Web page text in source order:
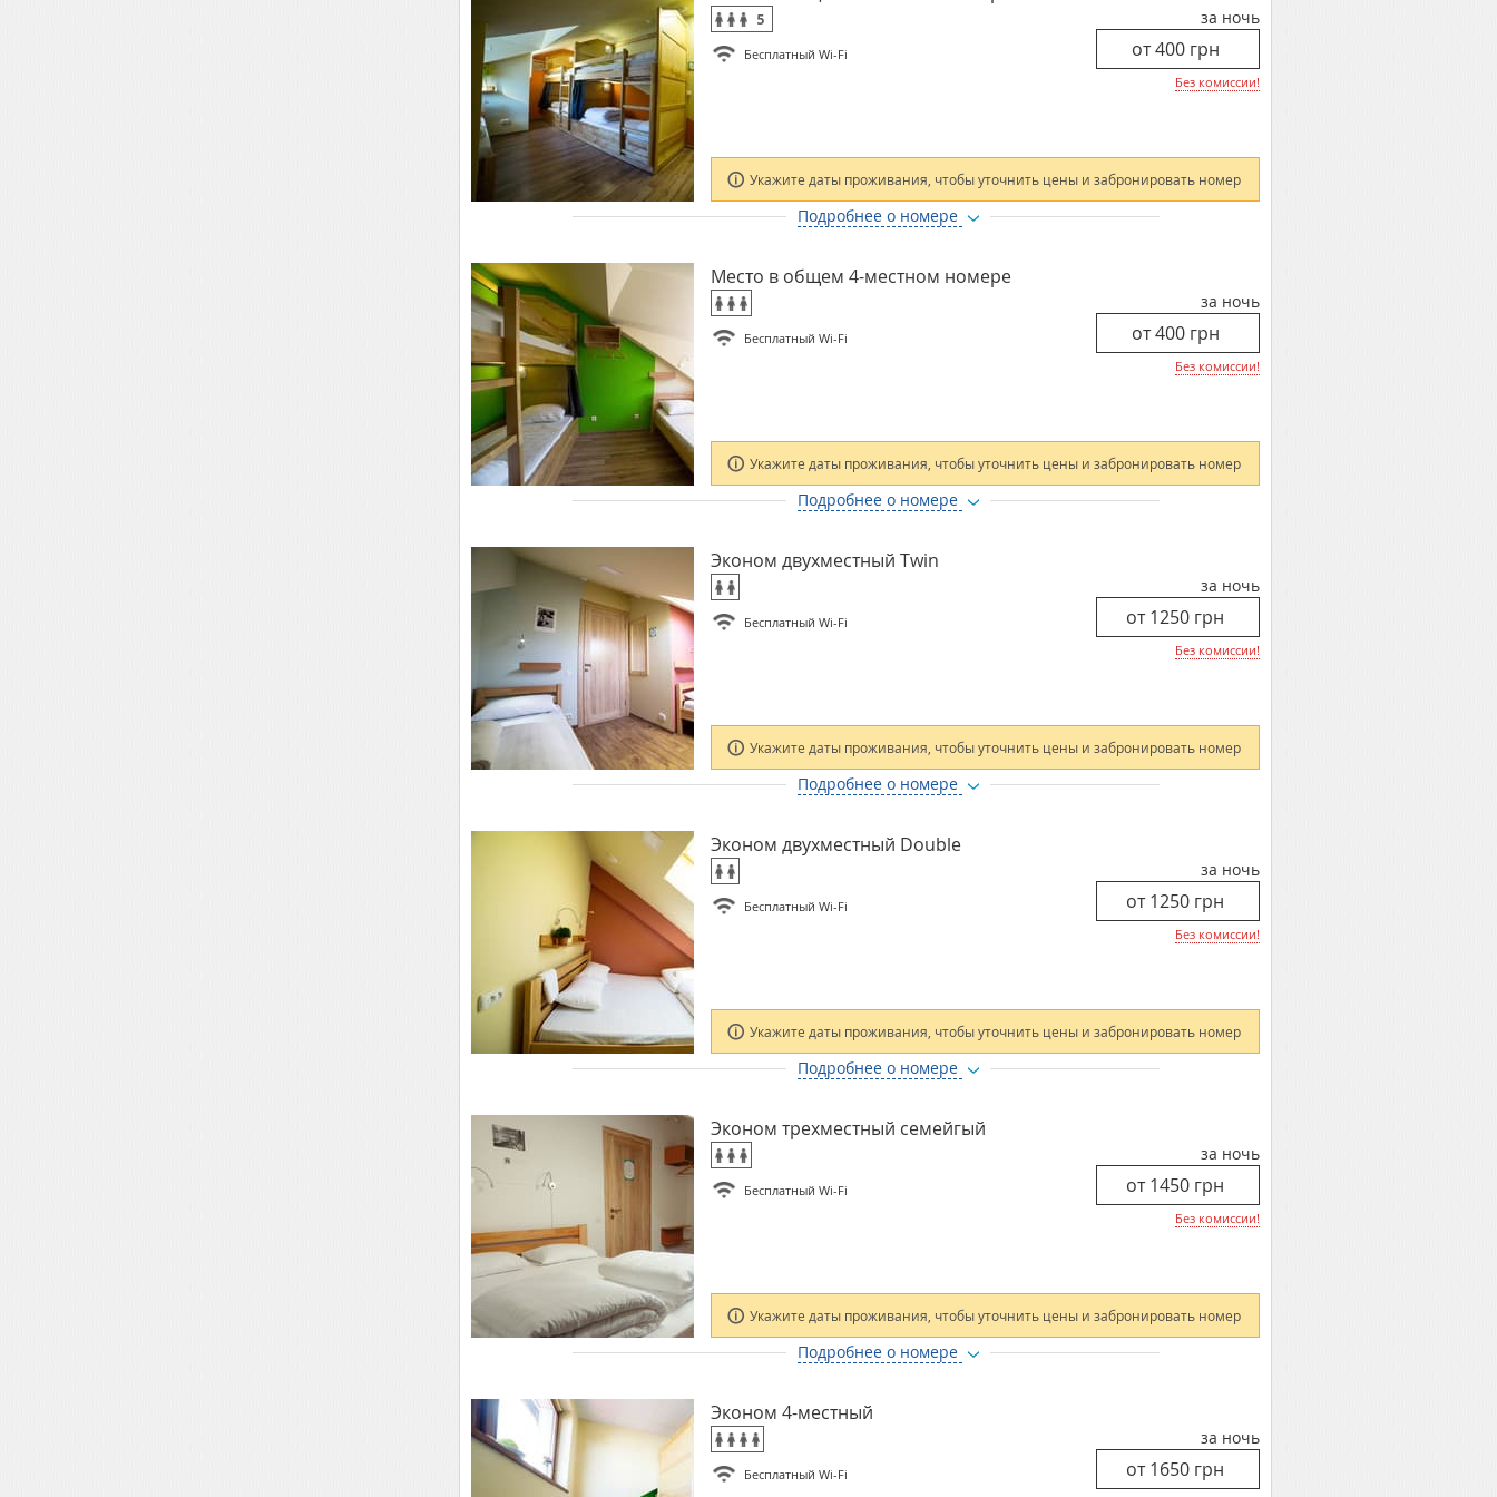
5
Бесплатный Wi-Fi
за ночь
Без комиссии!
Укажите даты проживания, чтобы уточнить цены и забронировать номер
Подробнее о номере
Место в общем 4-местном номере
Бесплатный Wi-Fi
за ночь
Без комиссии!
Укажите даты проживания, чтобы уточнить цены и забронировать номер
Подробнее о номере
Эконом двухместный Twin
Бесплатный Wi-Fi
за ночь
Без комиссии!
Укажите даты проживания, чтобы уточнить цены и забронировать номер
Подробнее о номере
Эконом двухместный Double
Бесплатный Wi-Fi
за ночь
Без комиссии!
Укажите даты проживания, чтобы уточнить цены и забронировать номер
Подробнее о номере
Эконом трехместный семейгый
Бесплатный Wi-Fi
за ночь
Без комиссии!
Укажите даты проживания, чтобы уточнить цены и забронировать номер
Подробнее о номере
Эконом 4-местный
Бесплатный Wi-Fi
за ночь